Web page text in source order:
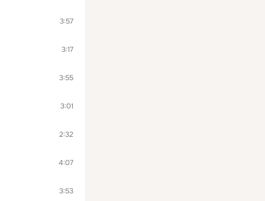
3:57
3:17
3:55
3:01
2:32
4:07
3:53